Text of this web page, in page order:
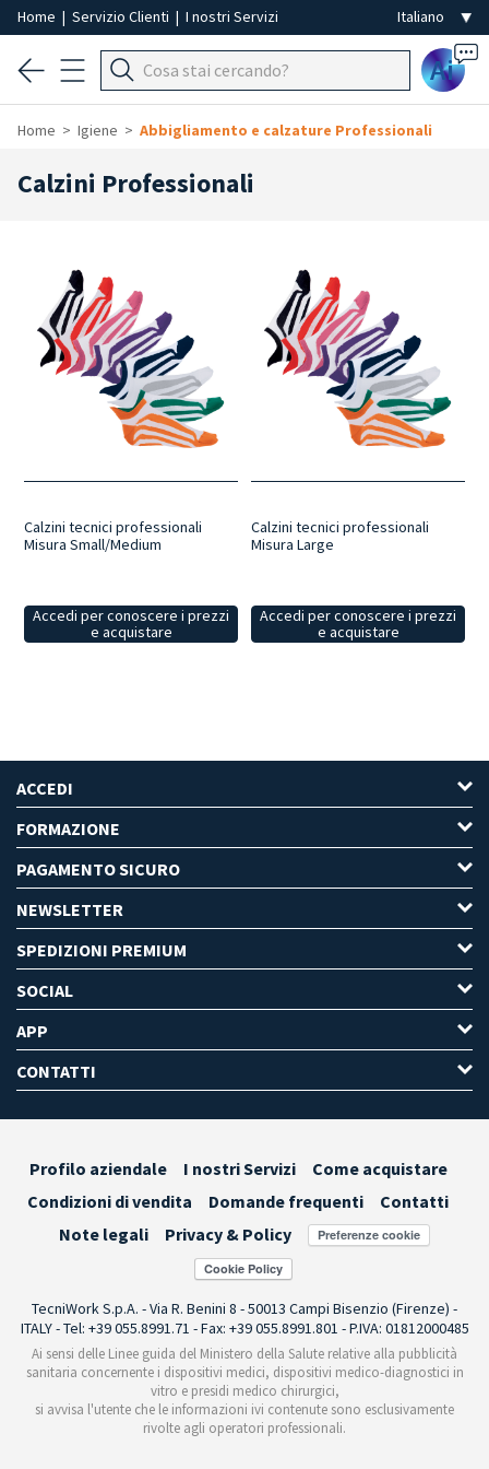
Home | Servizio Clienti | I nostri Servizi
Ai
Home Igiene Abbigliamento e calzature Professionali
Calzini Professionali
Calzini tecnici professionali
Misura Small/Medium
Accedi per conoscere i prezzi
e acquistare
Calzini tecnici professionali
Misura Large
Accedi per conoscere i prezzi
e acquistare
ACCEDI
FORMAZIONE
PAGAMENTO SICURO
NEWSLETTER
SPEDIZIONI PREMIUM
SOCIAL
APP
CONTATTI
Profilo aziendale I nostri Servizi
Come acquistare
Condizioni di vendita
Domande frequenti
Contatti
Note legali
Privacy & Policy Preferenze cookie
TecniWork S.p.A. - Via R. Benini 8 - 50013 Campi Bisenzio (Firenze) -
ITALY - Tel: +39 055.8991.71 - Fax: +39 055.8991.801 - P.IVA: 01812000485
Ai sensi delle Linee guida del Ministero della Salute relative alla pubblicità
sanitaria concernente i dispositivi medici, dispositivi medico-diagnostici in
vitro e presidi medico chirurgici,
si avvisa l'utente che le informazioni ivi contenute sono esclusivamente
rivolte agli operatori professionali.